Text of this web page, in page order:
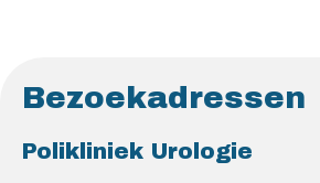
Bezoekadressen
Polikliniek Urologie